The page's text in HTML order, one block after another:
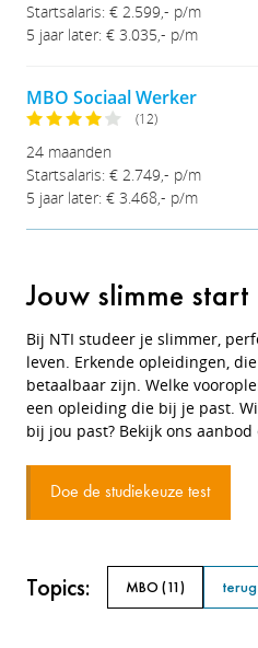
Startsalaris: € 2.599,- p/m
5 jaar later: € 3.035,- p/m
MBO Sociaal Werker
(12)
24 maanden
Startsalaris: € 2.749,- p/m
5 jaar later: € 3.468,- p/m
Jouw slimme start
Bij NTI studeer je slimmer,
leven. Erkende opleidingen,
betaalbaar zijn. Welke
een opleiding die bij je past.
bij jou past? Bekijk ons
Doe de studiekeuze test
Topics: MBO (11)